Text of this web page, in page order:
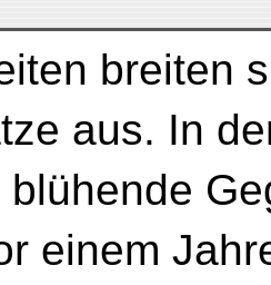
breiten
aus. In
einem